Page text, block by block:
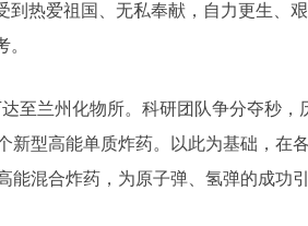
到热爱祖国、无私奉献，自力更生、艰
至兰州化物所。科研团队争分夺秒，
新型高能单质炸药。以此为基础，在各
混合炸药，为原子弹、氢弹的成功引